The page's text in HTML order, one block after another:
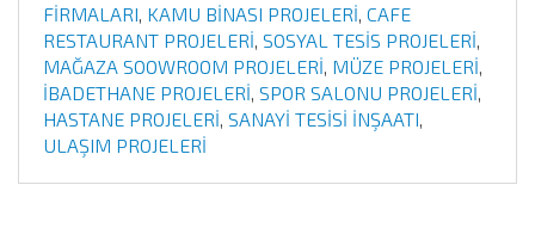
FİRMALARI, KAMU BİNASI PROJELERİ, CAFE
RESTAURANT PROJELERİ, SOSYAL TESİS PROJELERİ,
MAĞAZA SOOWROOM PROJELERİ, MÜZE PROJELERİ,
İBADETHANE PROJELERİ, SPOR SALONU PROJELERİ,
HASTANE PROJELERİ, SANAYİ TESİSİ İNŞAATI,
ULAŞIM PROJELERİ